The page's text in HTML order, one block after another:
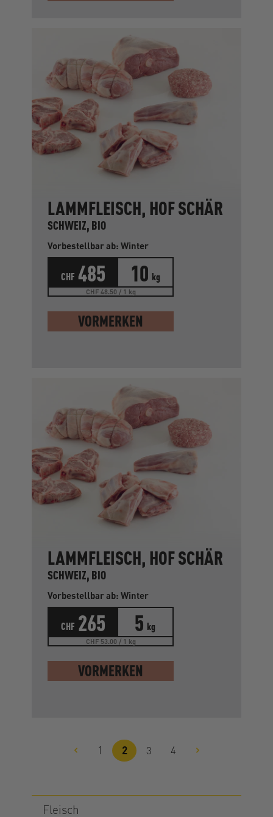
LAMMFLEISCH, HOF SCHÄR
SCHWEIZ, BIO
Vorbestellbar ab: Winter
CHF 485 10 kg
CHF 48.50 / 1 kg
VORMERKEN
LAMMFLEISCH, HOF SCHÄR
SCHWEIZ, BIO
Vorbestellbar ab: Winter
CHF 265 5 kg
CHF 53.00 / 1 kg
VORMERKEN
Seite
1
Seite
2
Seite
3
Seite
4
Fleisch